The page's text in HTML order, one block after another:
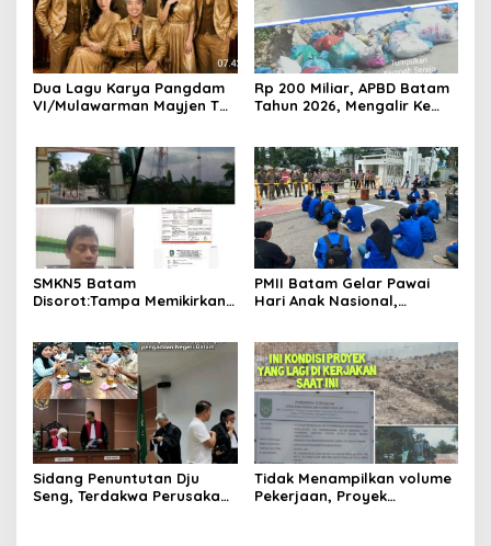
Dua Lagu Karya Pangdam
VI/Mulawarman Mayjen TNI
Ke-81 RI
Rp 200 Miliar, APBD Batam
Tahun 2026, Mengalir Ke
Bereskan Sampah
SMKN5 Batam
Disorot:Tampa Memikirkan
Kepri, Ansar Ahmad
Komersilkan Lahan Sekolah
Untuk Pendirian Tower
PMII Batam Gelar Pawai
Hari Anak Nasional,
Kota Batam
Sidang Penuntutan Dju
Seng, Terdakwa Perusakan
Tidak Menampilkan volume
Pekerjaan, Proyek